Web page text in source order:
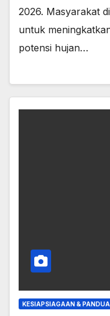
2026. ​Masyarakat
untuk
potensi hujan…
KESIAPSIAGAAN &